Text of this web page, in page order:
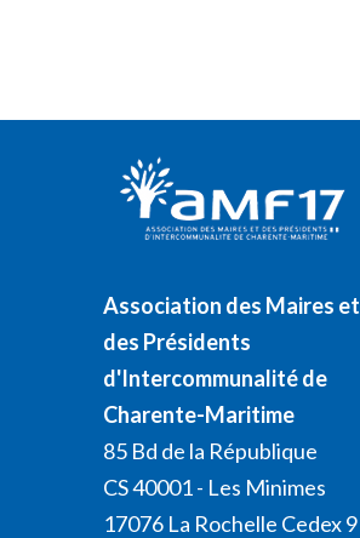
Association des Maires et
des Présidents
d'Intercommunalité de
Charente-Maritime
85 Bd de la République
CS 40001 - Les Minimes
17076 La Rochelle Cedex 9